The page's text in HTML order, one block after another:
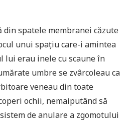
din spatele membranei căzute
unui spațiu care-i amintea
lui erau inele cu scaune în
umbre se zvârcoleau ca
veneau din toate
ochii, nemaiputând să
de anulare a zgomotului